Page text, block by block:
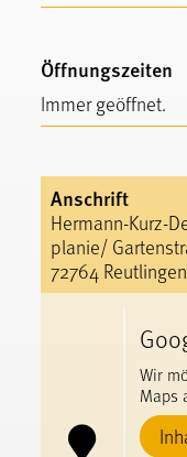
Öffnungszeiten
Immer geöffnet.
Anschrift
Hermann-Kurz-
planie/
72764 Reutlingen
Wir
Maps